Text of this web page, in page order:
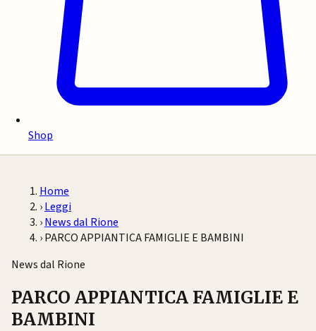
Shop
Home
›Leggi
›News dal Rione
›PARCO APPIANTICA FAMIGLIE E BAMBINI
News dal Rione
PARCO APPIANTICA FAMIGLIE E
BAMBINI